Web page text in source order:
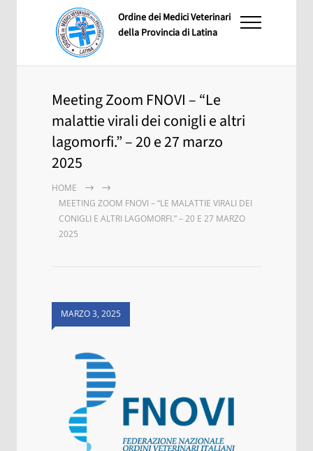
Ordine dei Medici Veterinari
della Provincia di Latina
Meeting Zoom FNOVI – “Le
malattie virali dei conigli e altri
lagomorfi.” – 20 e 27 marzo
2025
HOME
MEETING ZOOM FNOVI – “LE MALATTIE VIRALI DEI
CONIGLI E ALTRI LAGOMORFI.” – 20 E 27 MARZO
2025
MARZO 3, 2025